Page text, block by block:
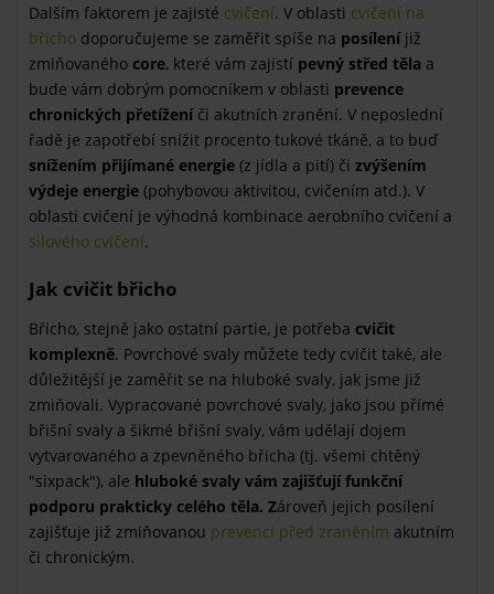
Dalším faktorem je zajisté cvičení. V oblasti cvičení na
břicho doporučujeme se zaměřit spíše na posíleníjiž
zmiňovaného core, které vám zajistí pevný střed těla a
bude vám dobrým pomocníkem v oblasti prevence
chronických přetíženíči akutních zranění. V neposlední
řadě je zapotřebí snížit procento tukové tkáně, a to buď
snížením přijímané energie (z jídla a pití) či zvýšením
výdeje energie (pohybovou aktivitou, cvičením atd.). V
oblasti cvičení je výhodná kombinace aerobního cvičení a
silového cvičení.
Jak cvičit břicho
Břicho, stejně jako ostatní partie, je potřeba cvičit
komplexně. Povrchové svaly můžete tedy cvičit také, ale
důležitější je zaměřit se na hluboké svaly, jak jsme již
zmiňovali. Vypracované povrchové svaly, jako jsou přímé
břišní svaly a šikmé břišní svaly, vám udělají dojem
vytvarovaného a zpevněného břicha (tj. všemi chtěný
"sixpack"), ale hluboké svaly vám zajišťují funkční
podporu prakticky celého těla. Zároveň jejich posílení
zajišťuje již zmiňovanou prevenci před zraněním akutním
či chronickým.